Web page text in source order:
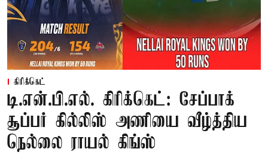
கிரிக்கெட்
டி.என்.பி.எல். கிரிக்கெட்: சேப்பாக்
சூப்பர் கில்லிஸ் அணியை வீழ்த்திய
நெல்லை ராயல் கிங்ஸ்